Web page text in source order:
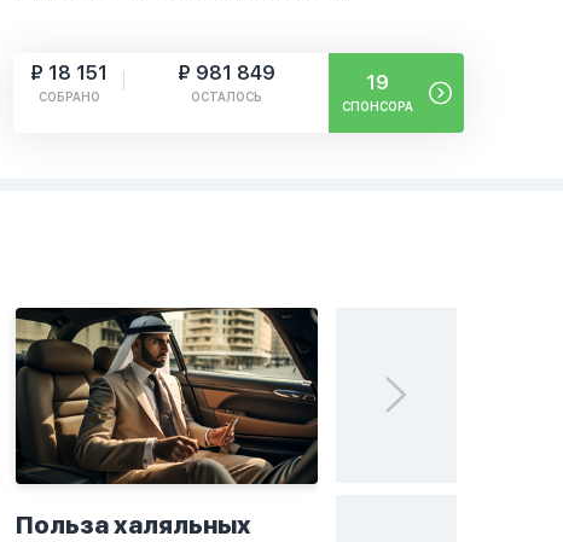
₽ 18 151
СОБРАНО
₽ 981 849
ОСТАЛОСЬ
19
СПОНСОРА
Польза халяльных